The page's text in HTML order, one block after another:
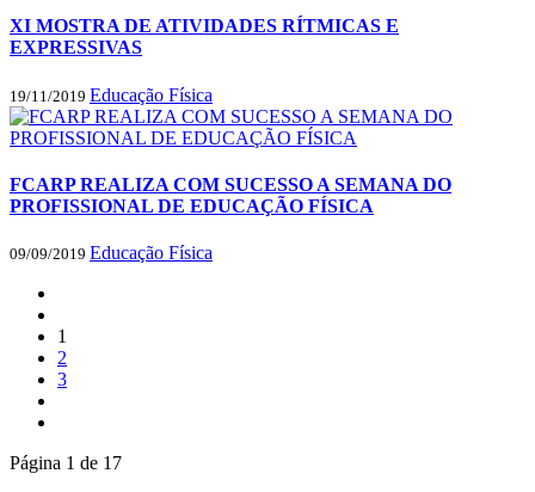
XI MOSTRA DE ATIVIDADES RÍTMICAS E
EXPRESSIVAS
19/11/2019 Educação Física
FCARP REALIZA COM SUCESSO A SEMANA DO
PROFISSIONAL DE EDUCAÇÃO FÍSICA
09/09/2019 Educação Física
1
2
3
Página 1 de 17